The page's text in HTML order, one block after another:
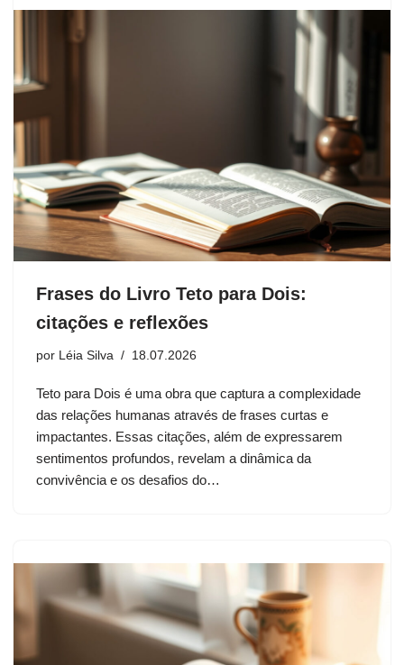
Frases do Livro Teto para Dois:
citações e reflexões
por Léia Silva 18.07.2026
Teto para Dois é uma obra que captura a complexidade
das relações humanas através de frases curtas e
impactantes. Essas citações, além de expressarem
sentimentos profundos, revelam a dinâmica da
convivência e os desafios do…